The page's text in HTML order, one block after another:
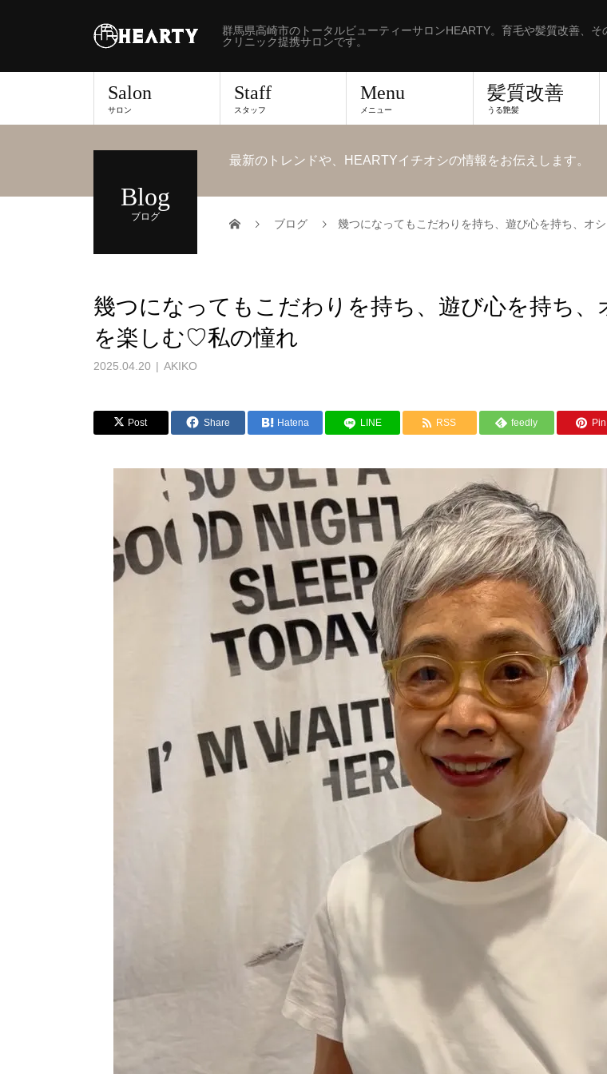
群馬県高崎市のトータルビューティーサロンHEARTY。育毛や髪質改善、
クリニック提携サロンです。
Salon
サロン
Staff
スタッフ
Menu
メニュー
髪質改善
うる艶髪
Blog
ブログ
最新のトレンドや、HEARTYイチオシの情報をお伝えします。
ブログ 幾つになってもこだわりを持ち、遊び心を持ち、オ
幾つになってもこだわりを持ち、遊び心を持ち、
を楽しむ♡私の憧れ
2025.04.20 AKIKO
Post Share Hatena LINE RSS feedly